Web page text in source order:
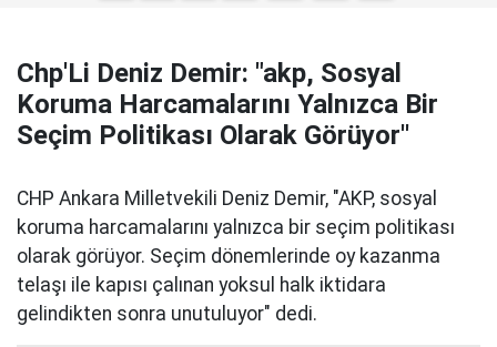
Chp'Li Deniz Demir: "akp, Sosyal
Koruma Harcamalarını Yalnızca Bir
Seçim Politikası Olarak Görüyor''
CHP Ankara Milletvekili Deniz Demir, "AKP, sosyal
koruma harcamalarını yalnızca bir seçim politikası
olarak görüyor. Seçim dönemlerinde oy kazanma
telaşı ile kapısı çalınan yoksul halk iktidara
gelindikten sonra unutuluyor" dedi.